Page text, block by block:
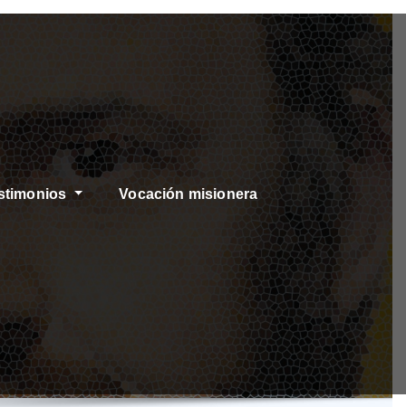
Vocación misionera